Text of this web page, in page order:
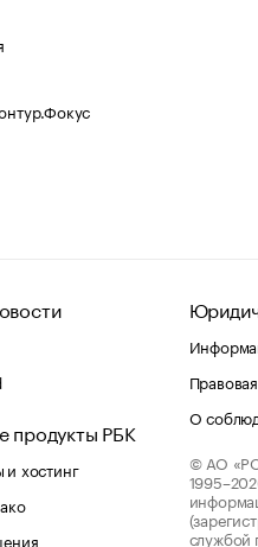
продукты РБК
хостинг
О
© АО
службой